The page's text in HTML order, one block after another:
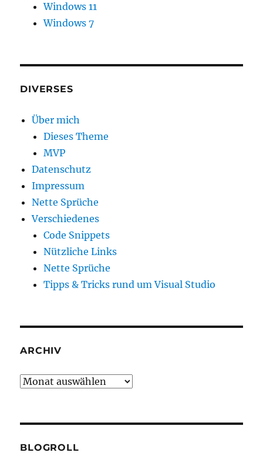
Windows 11
Windows 7
DIVERSES
Über mich
Dieses Theme
MVP
Datenschutz
Impressum
Nette Sprüche
Verschiedenes
Code Snippets
Nützliche Links
Nette Sprüche
Tipps & Tricks rund um Visual Studio
ARCHIV
Archiv
BLOGROLL